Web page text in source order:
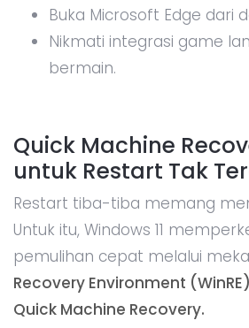
Buka Microsoft Edge dari
Nikmati integrasi game
bermain.
Quick Machine
untuk Restart Tak
Restart tiba-tiba memang
Untuk itu, Windows 11
pemulihan cepat melalui
Recovery Environment (WinRE)
Quick Machine Recovery.